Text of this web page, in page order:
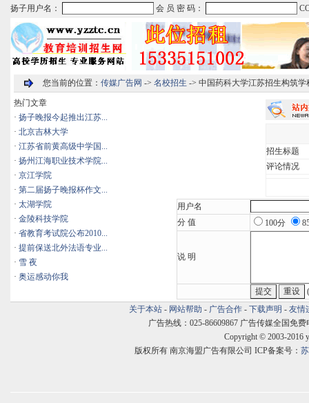
您当前的位置： 传媒广告网 -> 名校招生 -> 中国药科大学江苏招生构筑学
热门文章
· 扬子晚报今起推出江苏...
· 北京吉林大学
· 江苏省前黄高级中学国...
· 扬州江海职业技术学院...
· 京江学院
· 第二届扬子晚报杯作文...
· 太湖学院
· 金陵科技学院
· 省教育考试院公布2010...
· 提前保送北外法语专业...
· 雪 夜
· 奥运感动你我
招生标题
评论情况
用户名
分 值
100分
说 明
关于本站 - 网站帮助 - 广告合作 - 下载声明 - 友情
广告热线：025-86609867 广告传媒全国免费
Copyright © 2003-2016
版权所有 南京海盟广告有限公司 ICP备案号：